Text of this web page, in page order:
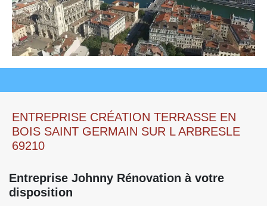
ENTREPRISE CRÉATION TERRASSE EN
BOIS SAINT GERMAIN SUR L ARBRESLE
69210
Entreprise Johnny Rénovation à votre
disposition